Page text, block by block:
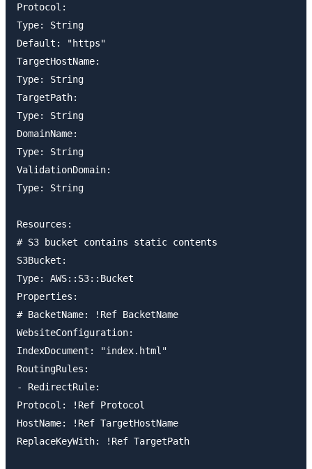
Protocol:
Type: String
Default: "https"
TargetHostName:
Type: String
TargetPath:
Type: String
DomainName:
Type: String
ValidationDomain:
Type: String
Resources:
# S3 bucket contains static contents
S3Bucket:
Type: AWS::S3::Bucket
Properties:
# BacketName: !Ref BacketName
WebsiteConfiguration:
IndexDocument: "index.html"
RoutingRules:
- RedirectRule:
Protocol: !Ref Protocol
HostName: !Ref TargetHostName
ReplaceKeyWith: !Ref TargetPath